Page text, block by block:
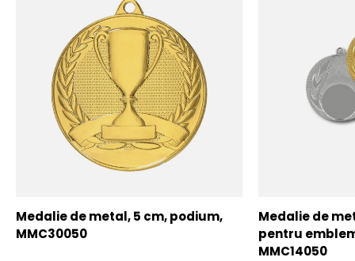
Medalie de metal, 5 cm, podium,
MMC30050
Medalie de
pentru
MMC14050